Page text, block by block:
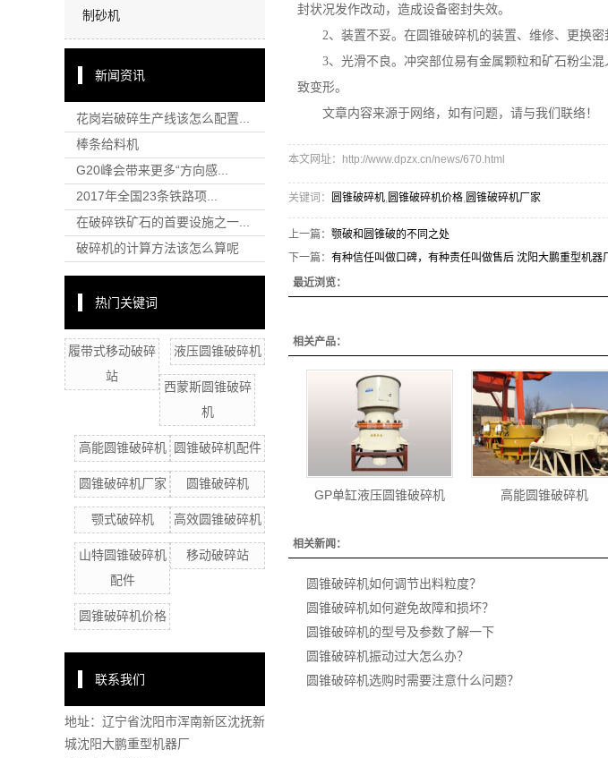
制砂机
新闻资讯
花岗岩破碎生产线该怎么配置...
棒条给料机
G20峰会带来更多“方向感...
2017年全国23条铁路项...
在破碎铁矿石的首要设施之一...
破碎机的计算方法该怎么算呢
热门关键词
履带式移动破碎
站
液压圆锥破碎机
西蒙斯圆锥破碎
机
高能圆锥破碎机 圆锥破碎机配件
圆锥破碎机厂家 圆锥破碎机
颚式破碎机 高效圆锥破碎机
山特圆锥破碎机
配件
移动破碎站
圆锥破碎机价格
联系我们
地址： 辽宁省沈阳市浑南新区沈抚新
城沈阳大鹏重型机器厂
封状况发作改动，造成设备密封失效。
2、装置不妥。在圆锥破碎机的装置、维修、更换
3、光滑不良。冲突部位易有金属颗粒和矿石粉尘
致变形。
文章内容来源于网络，如有问题，请与我们联络！
本文网址：http://www.dpzx.cn/news/670.html
关键词： 圆锥破碎机,圆锥破碎机价格,圆锥破碎机厂家
上一篇： 颚破和圆锥破的不同之处
下一篇： 有种信任叫做口碑，有种责任叫做售后 沈阳大鹏重型机器
最近浏览：
相关产品：
GP单缸液压圆锥破碎机 高能圆锥破碎机
相关新闻：
圆锥破碎机如何调节出料粒度？
圆锥破碎机如何避免故障和损坏？
圆锥破碎机的型号及参数了解一下
圆锥破碎机振动过大怎么办？
圆锥破碎机选购时需要注意什么问题？